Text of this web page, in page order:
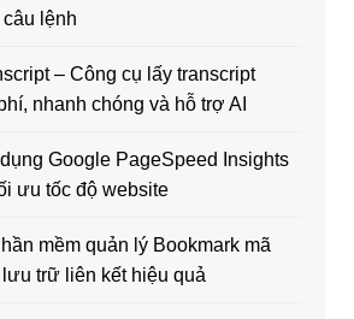
lệnh
– Công cụ lấy transcript
nhanh chóng và hỗ trợ AI
Google PageSpeed Insights
ưu tốc độ website
mềm quản lý Bookmark mã
trữ liên kết hiệu quả